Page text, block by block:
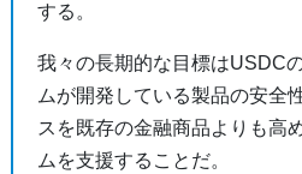
する。
我々の長期的な目標はUSDC
ムが開発している製品の安全
スを既存の金融商品よりも高
ムを支援することだ。